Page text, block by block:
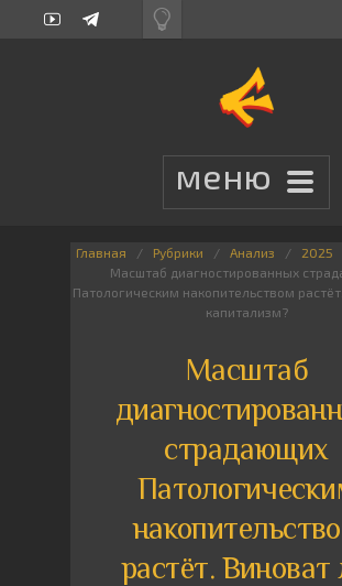
Главная Рубрики Анализ 2025
Масштаб диагностированных
Патологическим накопительством
капитализм?
Масштаб
страдающих
растёт. Виноват